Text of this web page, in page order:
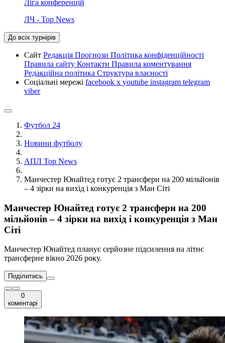
Ліга конференцій
ЛЧ - Top News
До всіх турнірів
Сайт Редакція Прогнози Політика конфіденційності
Правила сайту Контакти Правила коментування
Редакційна політика Структура власності
Соціальні мережі facebook x youtube instagram telegram
viber
Футбол 24
Новини футболу
АПЛ Top News
Манчестер Юнайтед готує 2 трансфери на 200 мільйонів
– 4 зірки на вихід і конкуренція з Ман Сіті
Манчестер Юнайтед готує 2 трансфери на 200
мільйонів – 4 зірки на вихід і конкуренція з Ман
Сіті
Манчестер Юнайтед планує серйозне підсилення на літнє
трансферне вікно 2026 року.
Поділитись
0
коментарі